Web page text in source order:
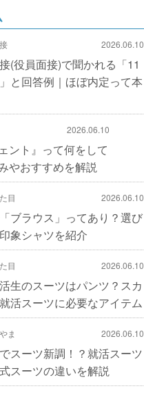
2026.06.10
(役員面接)で聞かれる「11
と回答例｜ほぼ内定って本
2026.06.10
ント』って何をして
やおすすめを解説
目 2026.06.10
ブラウス」ってあり？選び
象シャツを紹介
目 2026.06.10
生のスーツはパンツ？スカ
活スーツに必要なアイテム
ま 2026.06.10
スーツ新調！？就活スーツ
スーツの違いを解説